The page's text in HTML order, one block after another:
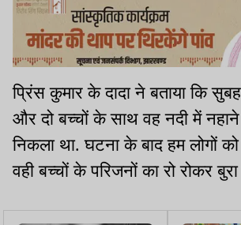
प्रिंस कुमार के दादा ने बताया कि सुबह
और दो बच्चों के साथ वह नदी में
निकला था. घटना के बाद हम लोगों
वही बच्चों के परिजनों का रो रोकर